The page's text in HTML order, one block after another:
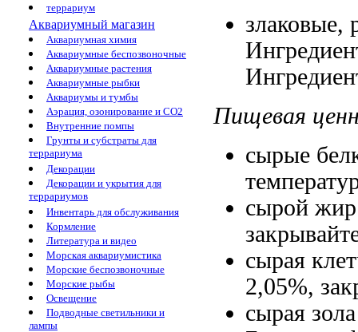
террариум
Аквариумный магазин
Аквариумная химия
Аквариумные беспозвоночные
Аквариумные растения
Аквариумные рыбки
Аквариумы и тумбы
Аэрация, озонирование и CO2
Внутренние помпы
Грунты и субстраты для
террариума
Декорации
Декорации и укрытия для
террариумов
Инвентарь для обслуживания
Кормление
Литература и видео
Морская аквариумистика
Морские беспозвоночные
Морские рыбы
Освещение
Подводные светильники и
лампы
злаковые,
Пищевая
сырые
сырой
сырая
2,05%,
сырая